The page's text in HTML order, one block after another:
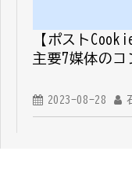
【ポスト
主要7媒体のコ
2023-08-28